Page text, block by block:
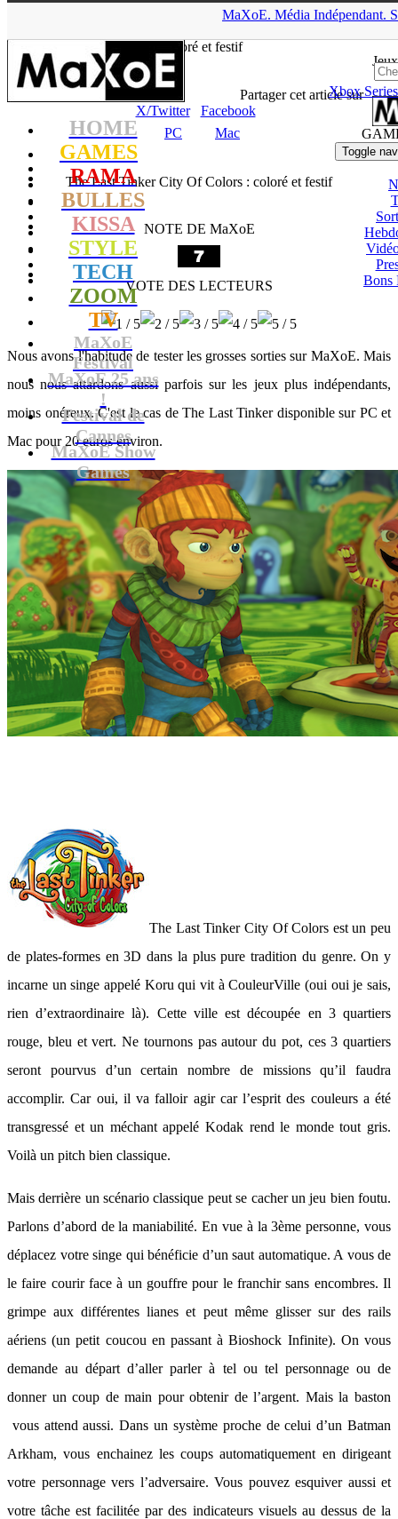
MaXoE. Média Indépendant.
HOME
GAMES
RAMA
BULLES
KISSA
STYLE
TECH
ZOOM
TV
MaXoE
Festival
MaXoE 25 ans
!
Festival de
Cannes
MaXoE Show
Games
Jeux
Xbox
Toggle
Bons
: coloré et festif
Partager cet article sur
X/Twitter
Facebook
PC
Mac
The Last Tinker City Of Colors : coloré et festif
NOTE DE MaXoE
VOTE DES LECTEURS
Nous avons l'habitude de tester les grosses sorties sur MaXoE. Mais
nous nous attardons aussi parfois sur les jeux plus indépendants,
moins onéreux. C'est le cas de The Last Tinker disponible sur PC et
Mac pour 20 euros environ.
The Last Tinker City Of Colors est un peu
de plates-formes en 3D dans la plus pure tradition du genre. On y
incarne un singe appelé Koru qui vit à CouleurVille (oui oui je sais,
rien d’extraordinaire là). Cette ville est découpée en 3 quartiers
rouge, bleu et vert. Ne tournons pas autour du pot, ces 3 quartiers
seront pourvus d’un certain nombre de missions qu’il faudra
accomplir. Car oui, il va falloir agir car l’esprit des couleurs a été
transgressé et un méchant appelé Kodak rend le monde tout gris.
Voilà un pitch bien classique.
Mais derrière un scénario classique peut se cacher un jeu bien foutu.
Parlons d’abord de la maniabilité. En vue à la 3ème personne, vous
déplacez votre singe qui bénéficie d’un saut automatique. A vous de
le faire courir face à un gouffre pour le franchir sans encombres. Il
grimpe aux différentes lianes et peut même glisser sur des rails
aériens (un petit coucou en passant à Bioshock Infinite). On vous
demande au départ d’aller parler à tel ou tel personnage ou de
donner un coup de main pour obtenir de l’argent. Mais la baston
vous attend aussi. Dans un système proche de celui d’un Batman
Arkham, vous enchainez les coups automatiquement en dirigeant
votre personnage vers l’adversaire. Vous pouvez esquiver aussi et
votre tâche est facilitée par des indicateurs visuels au dessus de la